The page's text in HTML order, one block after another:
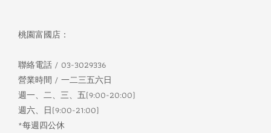
桃園富國店：
聯絡電話 / 03-3029336
營業時間 / 一二三五六日
週一、二、三、五(9:00-20:00)
週六、日(9:00-21:00)
*每週四公休